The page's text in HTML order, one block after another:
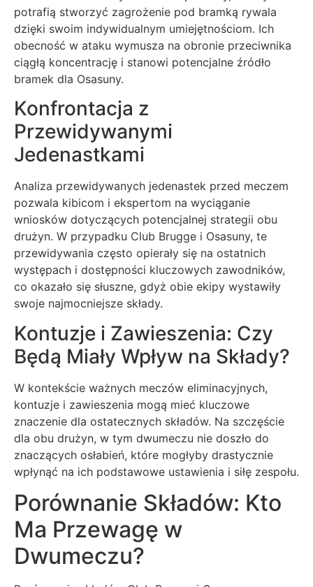
potrafią stworzyć zagrożenie pod bramką rywala
dzięki swoim indywidualnym umiejętnościom. Ich
obecność w ataku wymusza na obronie przeciwnika
ciągłą koncentrację i stanowi potencjalne źródło
bramek dla Osasuny.
Konfrontacja z
Przewidywanymi
Jedenastkami
Analiza przewidywanych jedenastek przed meczem
pozwala kibicom i ekspertom na wyciąganie
wniosków dotyczących potencjalnej strategii obu
drużyn. W przypadku Club Brugge i Osasuny, te
przewidywania często opierały się na ostatnich
występach i dostępności kluczowych zawodników,
co okazało się słuszne, gdyż obie ekipy wystawiły
swoje najmocniejsze składy.
Kontuzje i Zawieszenia: Czy
Będą Miały Wpływ na Składy?
W kontekście ważnych meczów eliminacyjnych,
kontuzje i zawieszenia mogą mieć kluczowe
znaczenie dla ostatecznych składów. Na szczęście
dla obu drużyn, w tym dwumeczu nie doszło do
znaczących osłabień, które mogłyby drastycznie
wpłynąć na ich podstawowe ustawienia i siłę zespołu.
Porównanie Składów: Kto
Ma Przewagę w
Dwumeczu?